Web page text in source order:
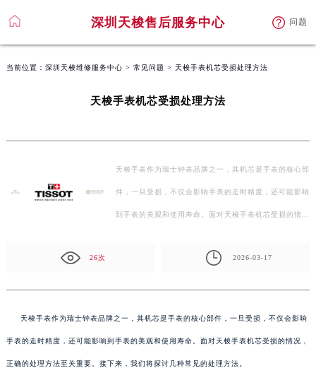
深圳天梭售后服务中心 问题
当前位置： 深圳天梭维修服务中心 > 常见问题 > 天梭手表机芯受损处理方法
天梭手表机芯受损处理方法
天梭手表作为瑞士钟表品牌之一，其机芯是手表的核心部
件，一旦受损，不仅会影响手表的走时精度，还可能影响
到手表的美观和使用寿命。面对天梭手表机芯受损的情
26次 2026-03-17
天梭手表作为瑞士钟表品牌之一，其机芯是手表的核心部件，一旦受损，不仅会影响
手表的走时精度，还可能影响到手表的美观和使用寿命。面对天梭手表机芯受损的情况，
正确的处理方法至关重要。接下来，我们将探讨几种常见的处理方法。